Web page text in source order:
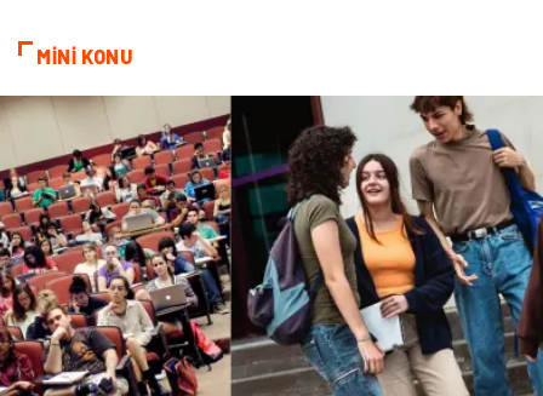
Tarım & Hayvancılık Cam
Şile bezi Restaurant
MİNİ KONU